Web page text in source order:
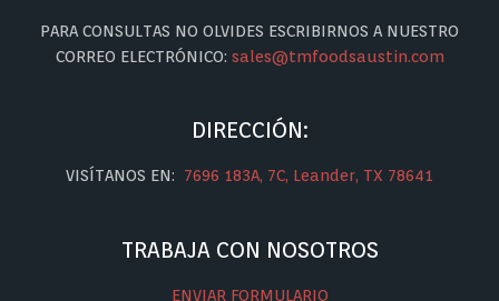
PARA CONSULTAS NO OLVIDES ESCRIBIRNOS A NUESTRO
CORREO ELECTRÓNICO: sales@tmfoodsaustin.com
DIRECCIÓN:
VISÍTANOS EN: 7696 183A, 7C, Leander, TX 78641
TRABAJA CON NOSOTROS
ENVIAR FORMULARIO